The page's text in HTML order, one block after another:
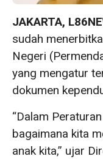
JAKARTA,
sudah
Negeri
yang mengatur
dokumen
“Dalam
bagaimana kita
anak kita,” ujar